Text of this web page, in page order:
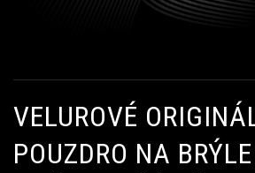
VELUROVÉ
POUZDRO NA